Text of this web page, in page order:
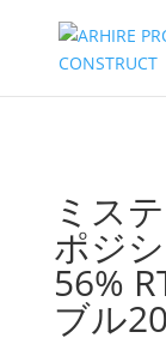
ミス
ポジ
56%
ブル